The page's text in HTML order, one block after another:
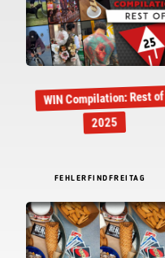
WIN Compilation: Rest of
2025
FEHLERFINDFREITAG